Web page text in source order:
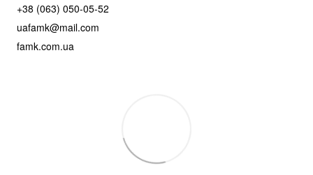
+38 (063) 050-05-52
uafamk@mail.com
famk.com.ua